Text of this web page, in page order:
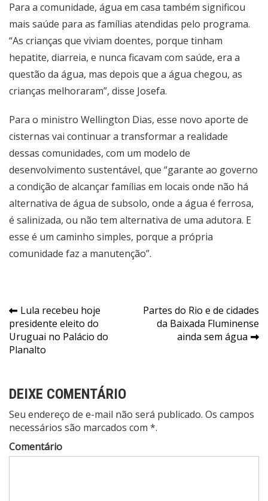
Para a comunidade, água em casa também significou
mais saúde para as famílias atendidas pelo programa.
“As crianças que viviam doentes, porque tinham
hepatite, diarreia, e nunca ficavam com saúde, era a
questão da água, mas depois que a água chegou, as
crianças melhoraram”, disse Josefa.
Para o ministro Wellington Dias, esse novo aporte de
cisternas vai continuar a transformar a realidade
dessas comunidades, com um modelo de
desenvolvimento sustentável, que “garante ao governo
a condição de alcançar famílias em locais onde não há
alternativa de água de subsolo, onde a água é ferrosa,
é salinizada, ou não tem alternativa de uma adutora. E
esse é um caminho simples, porque a própria
comunidade faz a manutenção”.
Navegação
de
Post
Lula recebeu hoje
presidente eleito do
Uruguai no Palácio do
Planalto
Partes do Rio e de cidades
da Baixada Fluminense
ainda sem água
DEIXE COMENTÁRIO
Seu endereço de e-mail não será publicado. Os campos
necessários são marcados com *.
Comentário